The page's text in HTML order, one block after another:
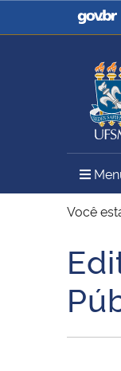
Casa Civil
Você
Início do